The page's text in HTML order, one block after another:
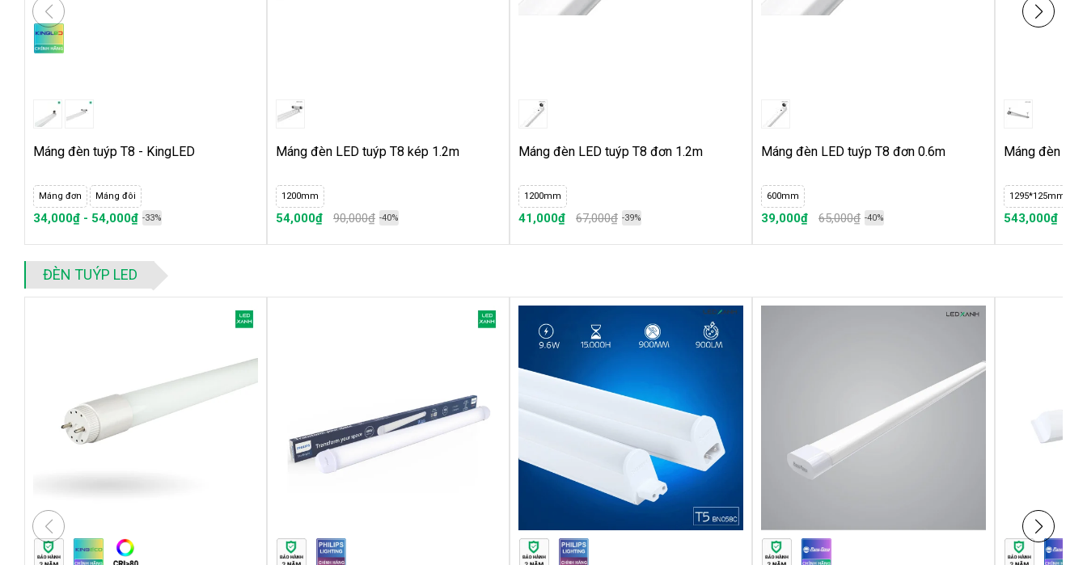
Máng đèn tuýp T8 - KingLED
Máng đơn Máng đôi
34,000₫ - 54,000₫ -33%
Máng đèn LED tuýp T8 kép 1.2m
1200mm
54,000₫ 90,000₫ -40%
Máng đèn LED tuýp T8 đơn 1.2m
1200mm
41,000₫ 67,000₫ -39%
Máng đèn LED tuýp T8 đơn 0.6m
600mm
39,000₫ 65,000₫ -40%
Máng đèn
1295*125mm
543,000₫
ĐÈN TUÝP LED